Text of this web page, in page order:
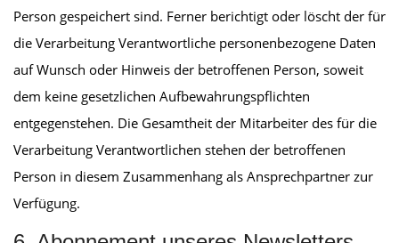
Person gespeichert sind. Ferner berichtigt oder löscht der für
die Verarbeitung Verantwortliche personenbezogene Daten
auf Wunsch oder Hinweis der betroffenen Person, soweit
dem keine gesetzlichen Aufbewahrungspflichten
entgegenstehen. Die Gesamtheit der Mitarbeiter des für die
Verarbeitung Verantwortlichen stehen der betroffenen
Person in diesem Zusammenhang als Ansprechpartner zur
Verfügung.